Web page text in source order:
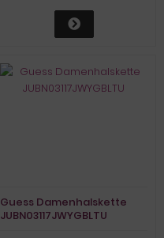
Guess Damenhalskette
JUBN03117JWYGBLTU